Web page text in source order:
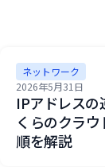
ネットワーク
2026年5月31日
IPアドレスの
くらのクラ
順を解説